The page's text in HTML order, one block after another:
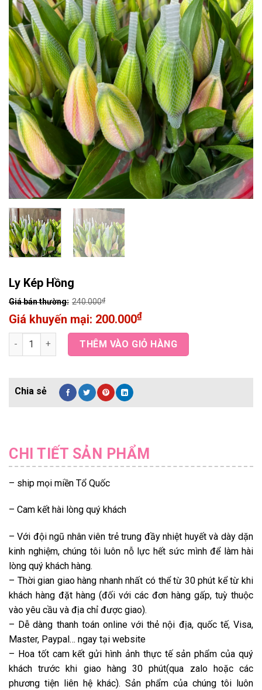
Ly Kép Hồng
240.000₫
200.000₫
Ly Kép Hồng quantityTHÊM VÀO GIỎ HÀNG
CHI TIẾT SẢN PHẨM
– ship mọi miền Tổ Quốc
– Cam kết hài lòng quý khách
– Với đội ngũ nhân viên trẻ trung đầy nhiệt huyết và dày dặn
kinh nghiệm, chúng tôi luôn nỗ lực hết sức mình để làm hài
lòng quý khách hàng.
– Thời gian giao hàng nhanh nhất có thể từ 30 phút kể từ khi
khách hàng đặt hàng (đối với các đơn hàng gấp, tuỳ thuộc
vào yêu cầu và địa chỉ được giao).
– Dễ dàng thanh toán online với thẻ nội địa, quốc tế, Visa,
Master, Paypal… ngay tại website
– Hoa tốt cam kết gửi hình ảnh thực tế sản phẩm của quý
khách trước khi giao hàng 30 phút(qua zalo hoặc các
phương tiện liên hệ khác). Sản phẩm của chúng tôi luôn